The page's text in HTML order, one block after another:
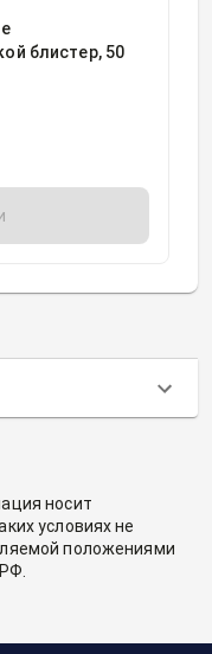
блистер, 50
носит
условиях не
положениями